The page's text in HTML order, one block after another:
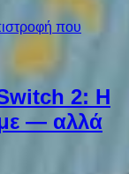
2: Η
— αλλά